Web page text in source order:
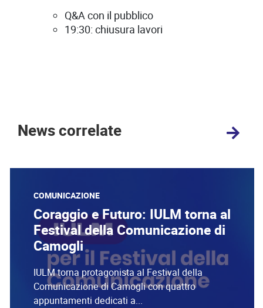
Q&A con il pubblico
19:30: chiusura lavori
News correlate
COMUNICAZIONE
Coraggio e Futuro: IULM torna al
Festival della Comunicazione di
Camogli
IULM torna protagonista al Festival della
Comunicazione di Camogli con quattro
appuntamenti dedicati a...